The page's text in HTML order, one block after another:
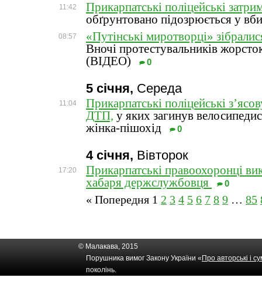
11:42
Прикарпатські поліцейські
обґрунтовано підозрюється у
08:57
«Путінські миротворці»
Вночі протестувальників
(ВІДЕО)
0
5 січня, Середа
11:04
Прикарпатські поліцейські
ДТП, у яких загинув
жінка-пішохід
0
4 січня, Вівторок
17:20
Прикарпатські правоохоронці
хабаря держслужбовця
0
« Попередня 1 2 3 4 5 6 7 8 9 … 85
© Малакава, 2015
Порушника вимог Закону України « Про авторські і
поколінь.